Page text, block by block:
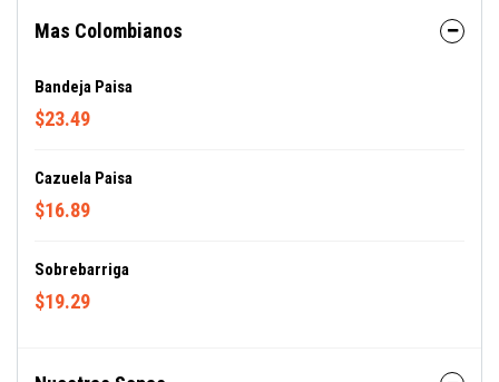
Mas Colombianos
Bandeja Paisa
$23.49
Cazuela Paisa
$16.89
Sobrebarriga
$19.29